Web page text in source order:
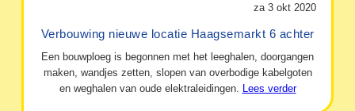
za 3 okt 2020
Verbouwing nieuwe locatie Haagsemarkt 6 achter
Een bouwploeg is begonnen met het leeghalen, doorgangen
maken, wandjes zetten, slopen van overbodige kabelgoten
en weghalen van oude elektraleidingen. Lees verder